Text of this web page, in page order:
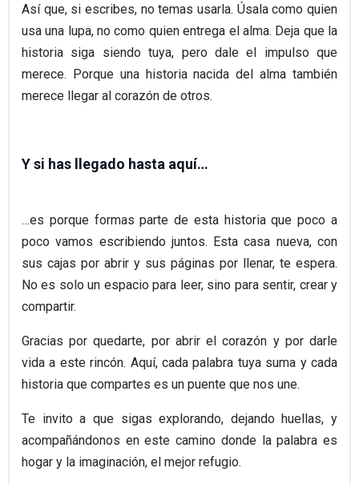
Así que, si escribes, no temas usarla. Úsala como quien
usa una lupa, no como quien entrega el alma. Deja que la
historia siga siendo tuya, pero dale el impulso que
merece. Porque una historia nacida del alma también
merece llegar al corazón de otros.
Y si has llegado hasta aquí…
…es porque formas parte de esta historia que poco a
poco vamos escribiendo juntos. Esta casa nueva, con
sus cajas por abrir y sus páginas por llenar, te espera.
No es solo un espacio para leer, sino para sentir, crear y
compartir.
Gracias por quedarte, por abrir el corazón y por darle
vida a este rincón. Aquí, cada palabra tuya suma y cada
historia que compartes es un puente que nos une.
Te invito a que sigas explorando, dejando huellas, y
acompañándonos en este camino donde la palabra es
hogar y la imaginación, el mejor refugio.